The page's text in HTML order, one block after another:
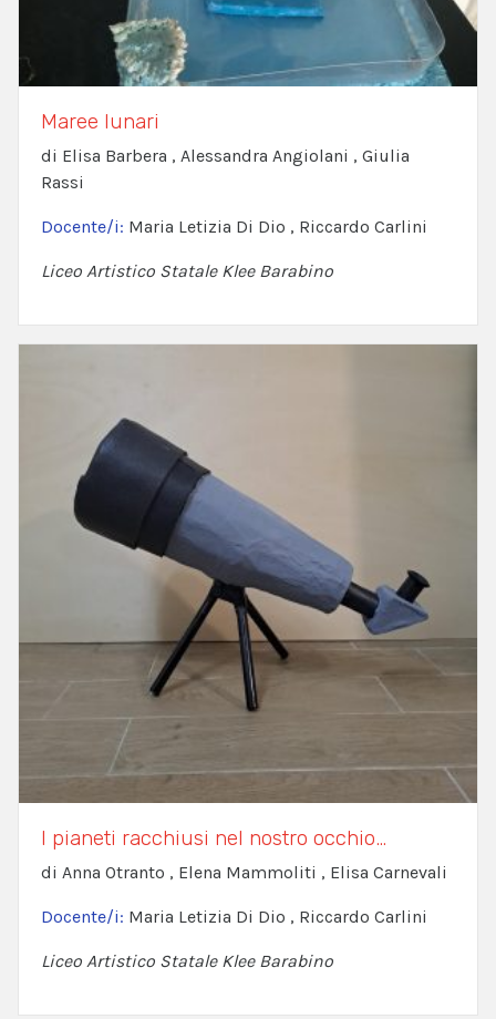
Maree lunari
di Elisa Barbera , Alessandra Angiolani , Giulia
Rassi
Docente/i: Maria Letizia Di Dio , Riccardo Carlini
Liceo Artistico Statale Klee Barabino
I pianeti racchiusi nel nostro occhio…
di Anna Otranto , Elena Mammoliti , Elisa Carnevali
Docente/i: Maria Letizia Di Dio , Riccardo Carlini
Liceo Artistico Statale Klee Barabino